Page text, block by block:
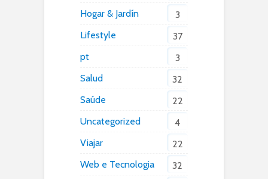
Hogar & Jardín
3
Lifestyle
37
pt
3
Salud
32
Saúde
22
Uncategorized
4
Viajar
22
Web e Tecnologia
32